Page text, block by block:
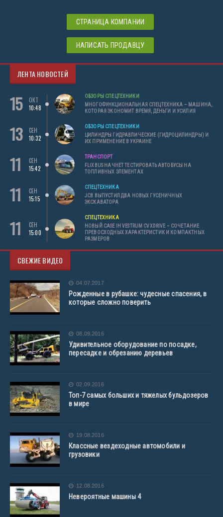
СТРАНИЦА КОМПАНИИ
НАПИСАТЬ ПРОДАВЦУ
ЛЕНТА НОВОСТЕЙ
15
ОКТ
10:48
ОБЗОРЫ СПЕЦТЕХНИКИ
МНОГОФУНКЦИОНАЛЬНАЯ СПЕЦТЕХНИКА – МАШИНА,
КОТОРАЯ ЭКОНОМИТ ВРЕМЯ, ДЕНЬГИ И УСИЛИЯ
13
СЕН
10:32
ОБЗОРЫ СПЕЦТЕХНИКИ
ЦИЛИНДРЫ ГИДРАВЛИЧЕСКИЕ (ГИДРОЦИЛИНДРЫ) И
ИХ ПРИМЕНЕНИЕ В УКРАИНЕ
11
СЕН
15:42
ТРАНСПОРТ
FLIXBUS НАЧНЕТ ТЕСТИРОВАТЬ АВТОБУСЫ НА
ТОПЛИВНЫХ ЭЛЕМЕНТАХ
11
СЕН
15:15
СПЕЦТЕХНИКА
JCB ВЫПУСТИЛ ДВА НОВЫХ ГУСЕНИЧНЫХ
ЭКСКАВАТОРА
11
СЕН
15:00
СПЕЦТЕХНИКА
НОВЫЙ CASE IH VESTRUM CVXDRIVE – СОЧЕТАНИЕ
ПРЕВОСХОДНЫХ ХАРАКТЕРИСТИК И КОМПАКТНЫХ
РАЗМЕРОВ
СВЕЖИЕ ВИДЕО
04.07.2017
Рожденные в рубашке: чудесные спасения, в
которые сложно поверить
08.09.2016
Удивительное оборудование по посадке,
пересадке и обрезанию деревьев
02.09.2016
Топ-7 самых больших и тяжелых бульдозеров
в мире
19.08.2016
Классные вездеходные автомобили и
грузовики
12.08.2016
Невероятные машины 4